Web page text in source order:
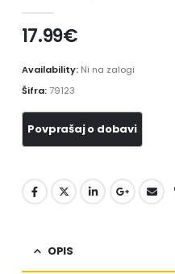
17.99€
Availability: Ni na zalogi
Šifra:79123
OPIS